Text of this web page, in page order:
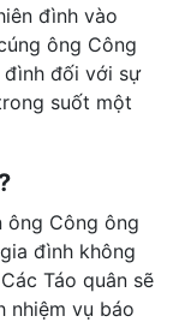
đình vào
ông Công
đình đối với sự
suốt một
ông Công ông
đình không
Táo quân sẽ
nhiệm vụ báo